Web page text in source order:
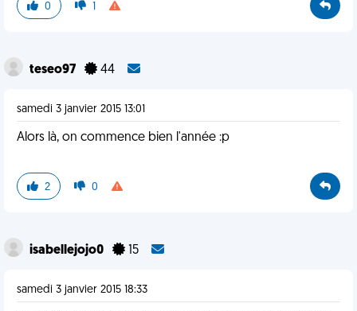
0 1
teseo97 44
samedi 3 janvier 2015 13:01
Alors là, on commence bien l'année :p
2 0
isabellejojo0 15
samedi 3 janvier 2015 18:33